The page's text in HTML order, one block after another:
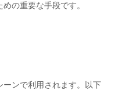
の重要な手段です。
ンで利用されます。以下